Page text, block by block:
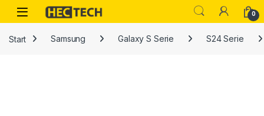
Open 0
Start Samsung Galaxy S Serie S24 Serie